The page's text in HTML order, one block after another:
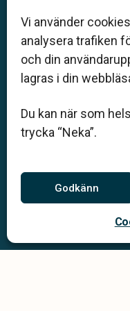
Vi använder
analysera trafiken
och din
lagras i din
Du kan när som
trycka “Neka”.
Godkänn
förbund
när det